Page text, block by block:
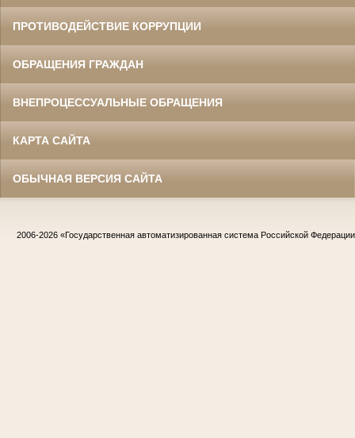
ПРОТИВОДЕЙСТВИЕ КОРРУПЦИИ
ОБРАЩЕНИЯ ГРАЖДАН
ВНЕПРОЦЕССУАЛЬНЫЕ ОБРАЩЕНИЯ
КАРТА САЙТА
ОБЫЧНАЯ ВЕРСИЯ САЙТА
2006-2026 «Государственная автоматизированная система Российской